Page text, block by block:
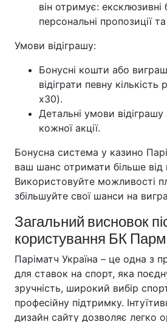
він отримує: ексклюзивні
персональні пропозиції
Умови відіграшу:
Бонусні кошти або
відіграти певну кількість
x30).
Детальні умови відіграшу
кожної акції.
Бонусна система у казино
ваш шанс отримати більше від
Використовуйте можливості
збільшуйте свої шанси на
Загальний висновок
користування БК
Паріматч Україна – це одна з
для ставок на спорт, яка
зручність, широкий вибір
професійну підтримку.
дизайн сайту дозволяє легко